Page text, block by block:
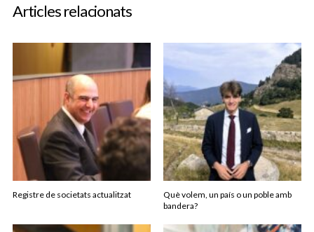
Articles relacionats
Registre de societats actualitzat
Què volem, un país o un poble amb
bandera?